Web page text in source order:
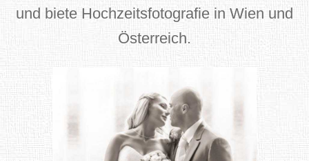
und biete Hochzeitsfotografie in Wien und
Österreich.